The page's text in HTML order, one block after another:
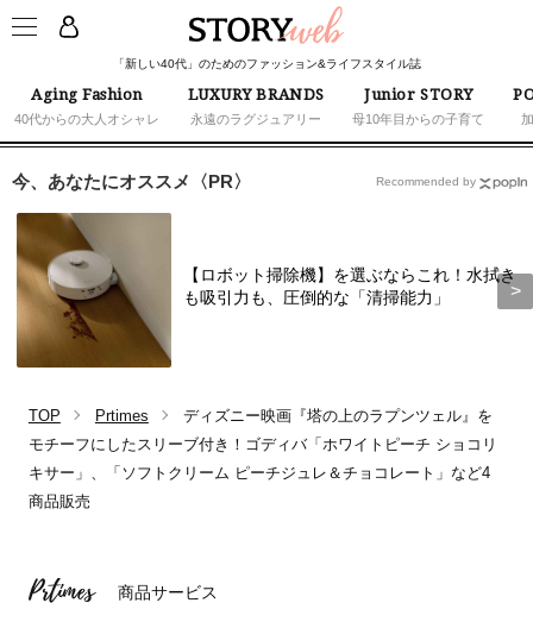
「新しい40代」のためのファッション&ライフスタイル誌
Aging Fashion
40代からの大人オシャレ
LUXURY BRANDS
永遠のラグジュアリー
Junior STORY
母10年目からの子育て
今、あなたにオススメ〈PR〉
【ロボット掃除機】を選ぶならこれ！水拭き
も吸引力も、圧倒的な「清掃能力」
Recommended by
TOP Prtimes
ディズニー映画『塔の上のラプンツェル』を
モチーフにしたスリーブ付き！ゴディバ「ホワイトピーチ ショコリ
キサー」、「ソフトクリーム ピーチジュレ＆チョコレート」など4
商品販売
Prtimes 商品サービス